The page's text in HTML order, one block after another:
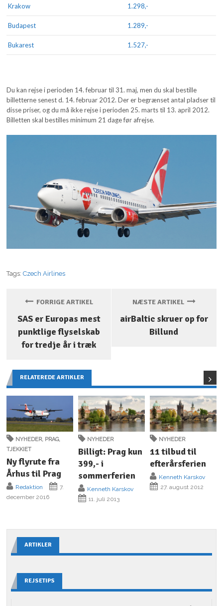
Krakow 1.298,-
Budapest 1.289,-
Bukarest 1.527,-
Du kan rejse i perioden 14. februar til 31. maj, men du skal bestille
billetterne senest d. 14. februar 2012. Der er begrænset antal pladser til
disse priser, og du må ikke rejse i perioden 25. marts til 13. april 2012.
Billetten skal bestilles minimum 21 dage før afrejse.
Tags:Czech Airlines
FORRIGE ARTIKEL
SAS er Europas mest
punktlige flyselskab
for tredje år i træk
NÆSTE ARTIKEL
airBaltic skruer op for
Billund
RELATEREDE ARTIKLER
NYHEDER, PRAG,
TJEKKIET
Ny flyrute fra
Århus til Prag
Redaktion
7.
december 2016
NYHEDER
Billigt: Prag kun
399,- i
sommerferien
Kenneth Karskov
11. juli 2013
NYHEDER
11 tilbud til
efterårsferien
Kenneth Karskov
27. august 2012
ARTIKLER
REJSETIPS